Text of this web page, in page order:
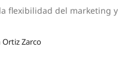
flexibilidad del marketing y
Ortiz Zarco